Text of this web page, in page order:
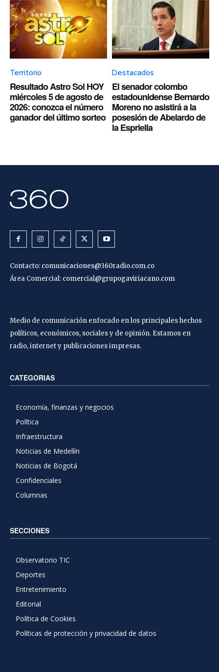
Territorio
Resultado Astro Sol HOY
miércoles 5 de agosto de
2026: conozca el número
ganador del último sorteo
Destacados
El senador colombo
estadounidense Bernardo
Moreno no asistirá a la
posesión de Abelardo de
la Espriella
Contacto: comunicaciones@360radio.com.co
Área Comercial: comercial@grupogaviriacano.com
Medio de comunicación enfocado en los principales hechos
políticos, económicos, sociales y de opinión. Estamos en
radio, internet y publicaciones impresas.
CATEGORIAS
Economía, finanzas y negocios
Política
Infraestructura
Noticias de Medellín
Noticias de Bogotá
Confidenciales
Columnas
SECCIONES
Observatorio TIC
Deportes
Entretenimiento
Editorial
Política de Cookies
Políticas de protección y privacidad de datos